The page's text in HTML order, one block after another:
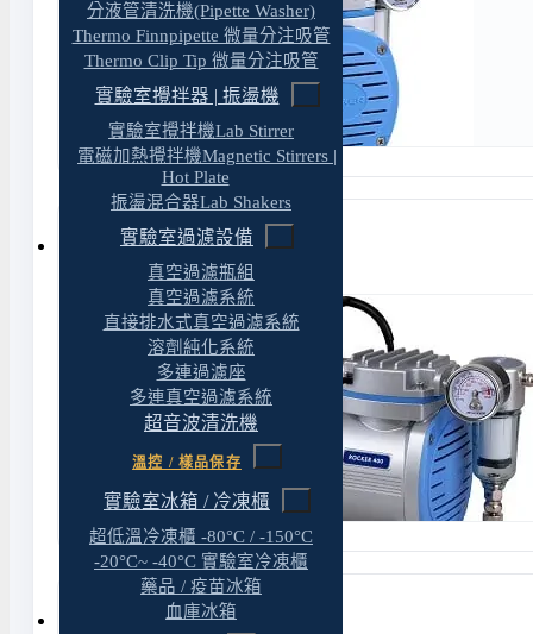
分液管清洗機(Pipette Washer)
Thermo Finnpipette 微量分注吸管
Thermo Clip Tip 微量分注吸管
實驗室攪拌器 | 振盪機
實驗室攪拌機Lab Stirrer
電磁加熱攪拌機Magnetic Stirrers |
Hot Plate
振盪混合器Lab Shakers
實驗室過濾設備
真空過濾瓶組
真空過濾系統
直接排水式真空過濾系統
溶劑純化系統
多連過濾座
多連真空過濾系統
超音波清洗機
溫控 / 樣品保存
實驗室冰箱 / 冷凍櫃
超低溫冷凍櫃 -80°C / -150°C
-20°C~ -40°C 實驗室冷凍櫃
藥品 / 疫苗冰箱
血庫冰箱
Rocker 400 無油隔膜式真空幫浦
Rocker 300 無油隔膜式真空幫浦